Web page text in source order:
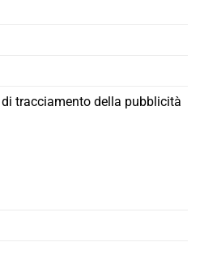
tracciamento della pubblicità